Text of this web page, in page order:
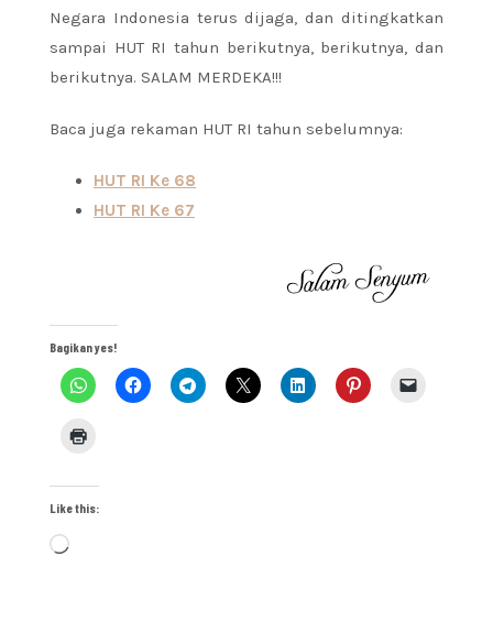
Negara Indonesia terus dijaga, dan ditingkatkan
sampai HUT RI tahun berikutnya, berikutnya, dan
berikutnya. SALAM MERDEKA!!!
Baca juga rekaman HUT RI tahun sebelumnya:
HUT RI Ke 68
HUT RI Ke 67
Bagikan yes!
Like this:
Loading…